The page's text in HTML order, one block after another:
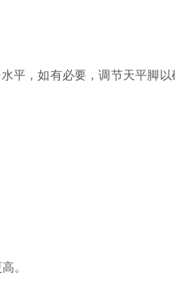
平，如有必要，调节天平脚以
。